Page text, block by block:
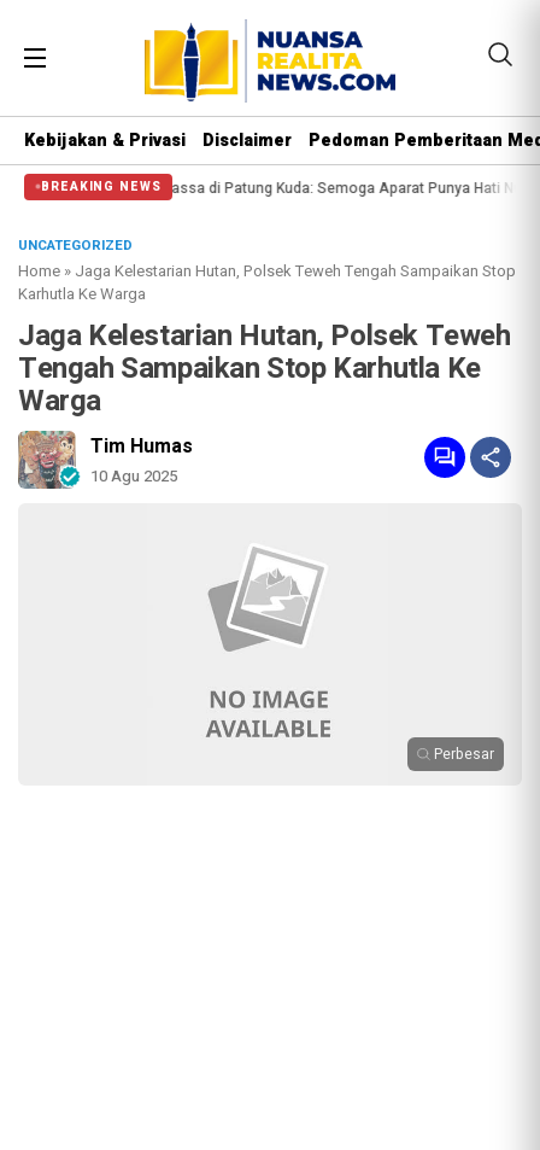
Kebijakan & Privasi Disclaimer Pedoman Pemberitaan
BREAKING NEWS
di Patung Kuda: Semoga Aparat Punya Hati Nurani Massa Reuni 212
UNCATEGORIZED
Home » Jaga Kelestarian Hutan, Polsek Teweh Tengah Sampaikan Stop
Karhutla Ke Warga
Jaga Kelestarian Hutan, Polsek Teweh
Tengah Sampaikan Stop Karhutla Ke
Warga
Tim Humas
10 Agu 2025
Perbesar